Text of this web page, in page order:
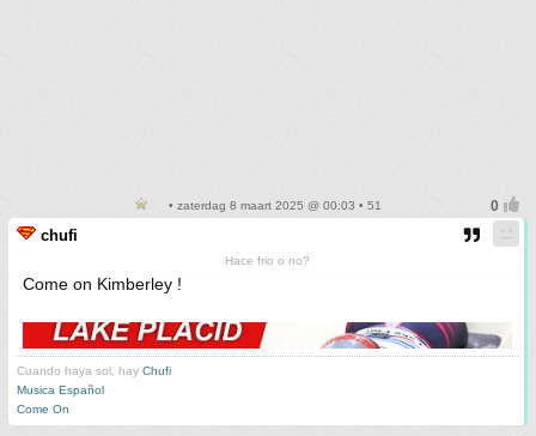
• zaterdag 8 maart 2025 @ 00:03 • 51
chufi
Hace frio o no?
Come on Kimberley !
Cuando haya sol, hay Chufi
Musica Español
Come On